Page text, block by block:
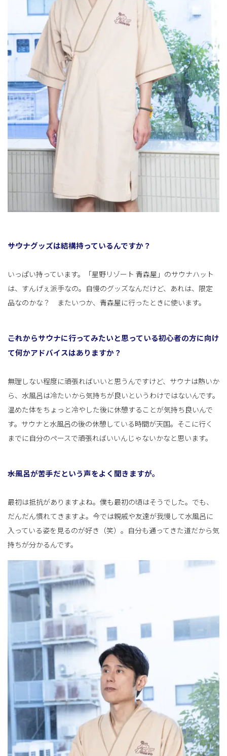
――サウナグッズは結構持っているんですか？
いっぱい持っています。「星野リゾート 青森屋」のサウナハット
は、すんげぇ派手なの。自慢のグッズなんだけど、あれは、限定
品なのかな？ またいつか、青森屋に行ったときに使います。
――これからサウナに行ってみたいと思っている初心者の方に向け
て何かアドバイスはありますか？
無理しない程度に頑張ればいいと思うんですけど、サウナは熱いか
ら、水風呂は冷たいから気持ちが良いというわけではないんです。
温めた体をちょっと冷やした後に休憩することが気持ち良いんで
す。サウナと水風呂の後の休憩している時間が天国。そこに行く
までに自分のペースで頑張ればいいんじゃないかなと思います。
――水風呂が苦手だという声をよく聞きますが。
最初は抵抗がありますよね。僕も最初の頃はそうでした。でも、
だんだん慣れてきますよ。今では親戚や友達が我慢して水風呂に
入っている姿を見るのが好き（笑）。自分も通ってきた道だから気
持ちが分かるんです。